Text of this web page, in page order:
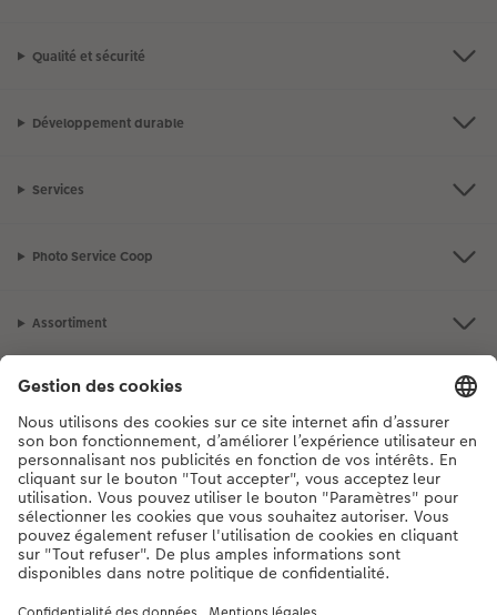
Qualité et sécurité
Développement durable
Services
Photo Service Coop
Assortiment
Notre sélection
Si vous avez des questions concernant nos produits ou votre commande,
n'hésitez pas à nous contacter du lundi au dimanche, de 9h00 à 20h00
(hors jours fériés), au numéro de téléphone044 499 10 37• 7j/7 • de 9h à
20h
FR IT